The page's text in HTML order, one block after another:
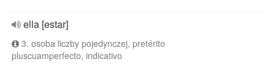
ella [estar]
3. osoba liczby pojedynczej, pretérito
pluscuamperfecto, indicativo